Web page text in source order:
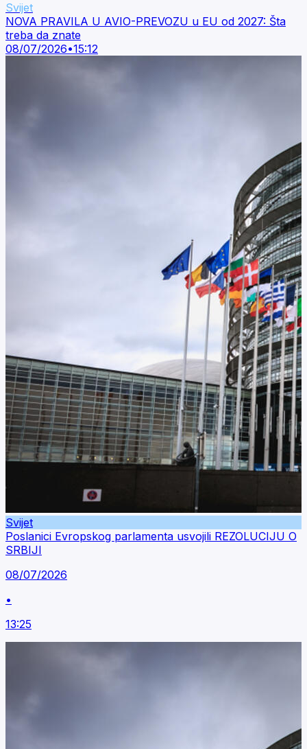
Svijet
NOVA PRAVILA U AVIO-PREVOZU u EU od 2027: Šta
treba da znate
08/07/2026•15:12
Svijet
Poslanici Evropskog parlamenta usvojili REZOLUCIJU O
SRBIJI
08/07/2026
•
13:25